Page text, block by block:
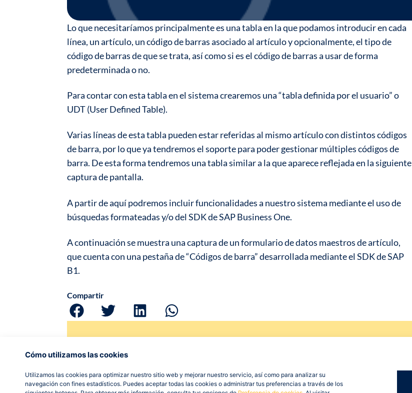
Cómo utilizamos las cookies
Utilizamos las cookies para optimizar nuestro sitio web y mejorar nuestro servicio, así como para analizar su
navegación con fines estadísticos. Puedes aceptar todas las cookies o administrar tus preferencias a través de los
Lo que necesitaríamos principalmente es una tabla en la que podamos introducir en cada
línea, un artículo, un código de barras asociado al artículo y opcionalmente, el tipo de
código de barras de que se trata, así como si es el código de barras a usar de forma
predeterminada o no.
Para contar con esta tabla en el sistema crearemos una “tabla definida por el usuario” o
UDT (User Defined Table).
Varias líneas de esta tabla pueden estar referidas al mismo artículo con distintos códigos
de barra, por lo que ya tendremos el soporte para poder gestionar múltiples códigos de
barra. De esta forma tendremos una tabla similar a la que aparece reflejada en la siguiente
captura de pantalla.
A partir de aquí podremos incluir funcionalidades a nuestro sistema mediante el uso de
búsquedas formateadas y/o del SDK de SAP Business One.
A continuación se muestra una captura de un formulario de datos maestros de artículo,
que cuenta con una pestaña de “Códigos de barra” desarrollada mediante el SDK de SAP
B1.
Compartir
¿Quieres ponerte en
contacto con nosotros?
Si necesitas ayuda, más información o te gustaría